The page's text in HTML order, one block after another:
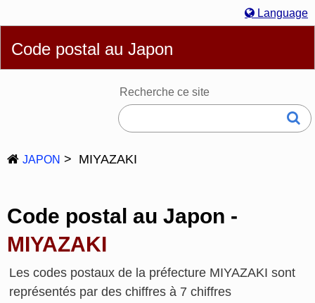
Language
Deutsch
Français Bahasa Melayu
日本語
Code postal au Japon
Recherche ce site
JAPON MIYAZAKI
Code postal au Japon -
MIYAZAKI
Les codes postaux de la préfecture MIYAZAKI sont
représentés par des chiffres à 7 chiffres